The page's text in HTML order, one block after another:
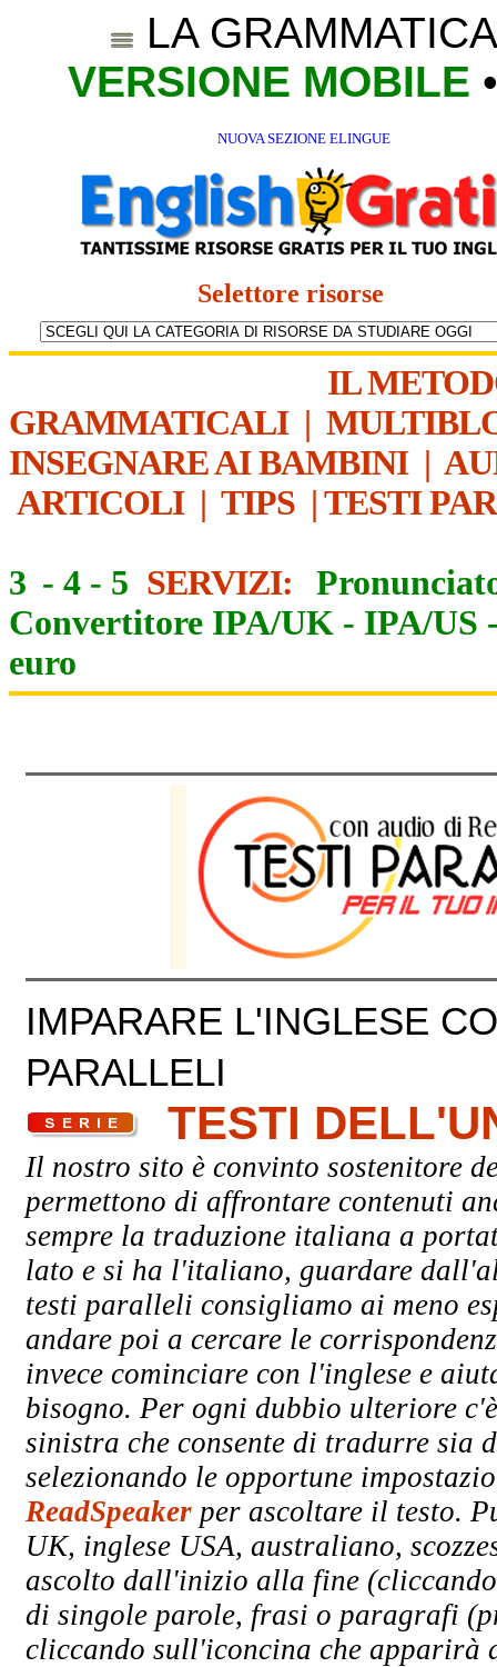
LA
VERSIONE MOBILE
NUOVA SEZIONE ELINGUE
Selettore risorse
IL
GRAMMATICALI|
INSEGNARE AI BAMBINI|
ARTICOLI| TIPS | TESTI
3 - 4 - 5 SERVIZI:
Convertitore IPA/UK - IPA/US
euro
IMPARARE L'INGLESE
PARALLELI
TESTI
Il nostro sito è convinto sostenitore
permettono di affrontare contenuti
sempre la traduzione italiana a
lato e si ha l'italiano, guardare
testi paralleli consigliamo ai meno
andare poi a cercare le
invece cominciare con l'inglese e
bisogno. Per ogni dubbio ulteriore
sinistra che consente di tradurre
selezionando le opportune
ReadSpeaker per ascoltare il testo.
UK, inglese USA, australiano,
ascolto dall'inizio alla fine
di singole parole, frasi o paragrafi
cliccando sull'iconcina che apparirà